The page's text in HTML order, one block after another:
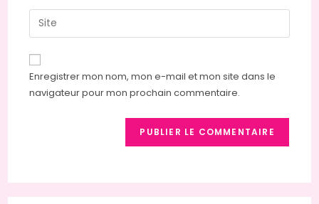
to
comment
email
address
comment
Saisir
l’URL
de
votre
site
Enregistrer mon nom, mon e-mail et mon site dans le
navigateur pour mon prochain commentaire.